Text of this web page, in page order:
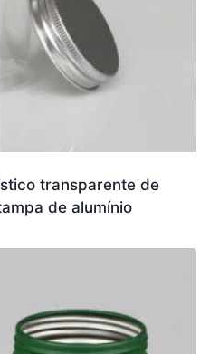
transparente de
de alumínio